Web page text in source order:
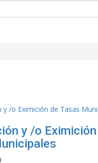
y /o